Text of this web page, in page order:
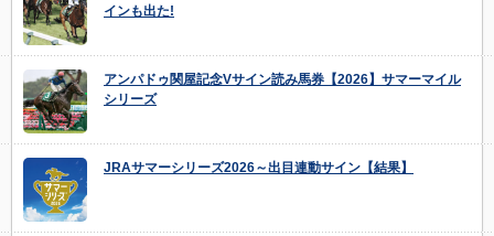
インも出た!
アンパドゥ関屋記念Vサイン読み馬券【2026】サマーマイル
シリーズ
JRAサマーシリーズ2026～出目連動サイン【結果】